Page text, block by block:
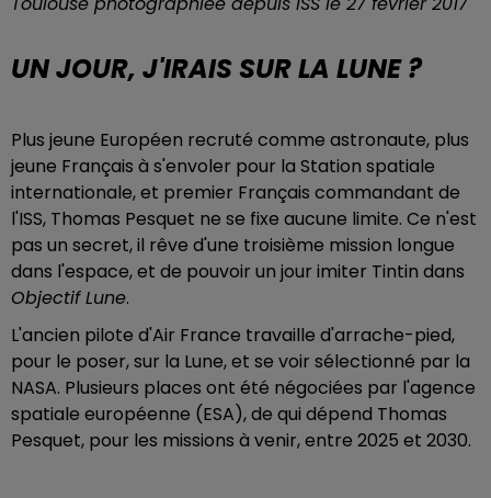
UN JOUR, J'IRAIS SUR LA LUNE ?
Plus jeune Européen recruté comme astronaute, plus
jeune Français à s'envoler pour la Station spatiale
internationale, et premier Français commandant de
l'ISS, Thomas Pesquet ne se fixe aucune limite. Ce n'est
pas un secret, il rêve d'une troisième mission longue
dans l'espace, et de pouvoir un jour imiter Tintin dans
Objectif Lune.
L'ancien pilote d'Air France travaille d'arrache-pied,
pour le poser, sur la Lune, et se voir sélectionné par la
NASA. Plusieurs places ont été négociées par l'agence
spatiale européenne (ESA), de qui dépend Thomas
Pesquet, pour les missions à venir, entre 2025 et 2030.